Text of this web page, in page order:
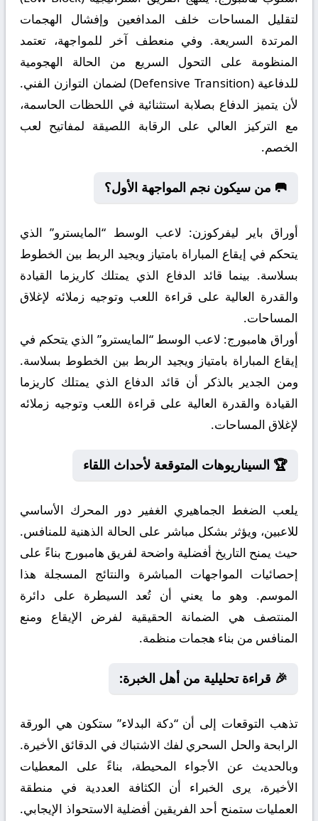
لتقليل المساحات خلف المدافعين وإفشال الهجمات
المرتدة السريعة. وفي منعطف آخر للمواجهة، تعتمد
المنظومة على التحول السريع من الحالة الهجومية
للدفاعية (Defensive Transition) لضمان التوازن الفني.
لأن يتميز الدفاع بصلابة استثنائية في اللحظات الحاسمة،
مع التركيز العالي على الرقابة اللصيقة لمفاتيح لعب
الخصم.
🥅 من سيكون نجم المواجهة الأول؟
أوراق باير ليفركوزن: لاعب الوسط “المايسترو” الذي
يتحكم في إيقاع المباراة بامتياز ويجيد الربط بين الخطوط
بسلاسة. بينما قائد الدفاع الذي يمتلك كاريزما القيادة
والقدرة العالية على قراءة اللعب وتوجيه زملائه لإغلاق
المساحات.
أوراق هامبورج: لاعب الوسط “المايسترو” الذي يتحكم في
إيقاع المباراة بامتياز ويجيد الربط بين الخطوط بسلاسة.
ومن الجدير بالذكر أن قائد الدفاع الذي يمتلك كاريزما
القيادة والقدرة العالية على قراءة اللعب وتوجيه زملائه
لإغلاق المساحات.
🏆 السيناريوهات المتوقعة لأحداث اللقاء
يلعب الضغط الجماهيري الغفير دور المحرك الأساسي
للاعبين، ويؤثر بشكل مباشر على الحالة الذهنية للمنافس.
حيث يمنح التاريخ أفضلية واضحة لفريق هامبورج بناءً على
إحصائيات المواجهات المباشرة والنتائج المسجلة هذا
الموسم. وهو ما يعني أن تُعد السيطرة على دائرة
المنتصف هي الضمانة الحقيقية لفرض الإيقاع ومنع
المنافس من بناء هجمات منظمة.
🎉 قراءة تحليلية من أهل الخبرة:
تذهب التوقعات إلى أن “دكة البدلاء” ستكون هي الورقة
الرابحة والحل السحري لفك الاشتباك في الدقائق الأخيرة.
وبالحديث عن الأجواء المحيطة، بناءً على المعطيات
الأخيرة، يرى الخبراء أن الكثافة العددية في منطقة
العمليات ستمنح أحد الفريقين أفضلية الاستحواذ الإيجابي.